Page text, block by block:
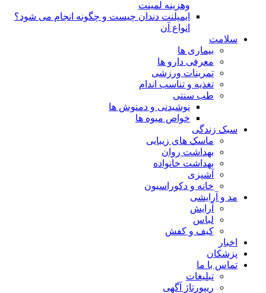
وهزینه لمینت
ایمپلنت دندان چیست و چگونه انجام می شود؟
انواع آن
سلامت
بیماری ها
معرفی دارو ها
تمرینات ورزشی
تغذیه و تناسب اندام
طب سنتی
نوشیدنی و دمنوش ها
خواص میوه ها
سبک زندگی
ماسک های زیبایی
بهداشت روان
بهداشت خانواده
آشپزی
خانه و دکوراسیون
مد و آرایشی
آرایش
لباس
کیف و کفش
اخبار
پزشکان
تماس با ما
تبلیغات
ریپورتاژ آگهی